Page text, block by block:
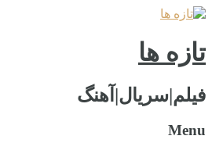
تازه ها
فیلم|سریال|آهنگ
Menu